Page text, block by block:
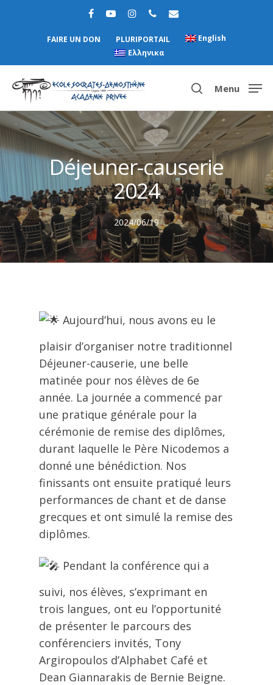
FAIRE UN DON PLURIPORTAIL
English
Ελληνικα
Hit enter to search or ESC to close
Menu
Déjeuner-causerie
2024
2024/06/19
Aujourd’hui, nous avons eu le
plaisir d’organiser notre traditionnel
Déjeuner-causerie, une belle
matinée pour nos élèves de 6e
année. La journée a commencé par
une pratique générale pour la
cérémonie de remise des diplômes,
durant laquelle le Père Nicodemos a
donné une bénédiction. Nos
finissants ont ensuite pratiqué leurs
performances de chant et de danse
grecques et ont simulé la remise des
diplômes.
Pendant la conférence qui a
suivi, nos élèves, s’exprimant en
trois langues, ont eu l’opportunité
de présenter le parcours des
conférenciers invités, Tony
Argiropoulos d’Alphabet Café et
Dean Giannarakis de Bernie Beigne.